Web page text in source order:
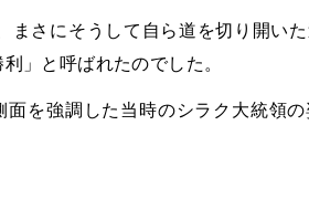
まさにそうして自ら道を切り開い
」と呼ばれたのでした。
面を強調した当時のシラク大統領